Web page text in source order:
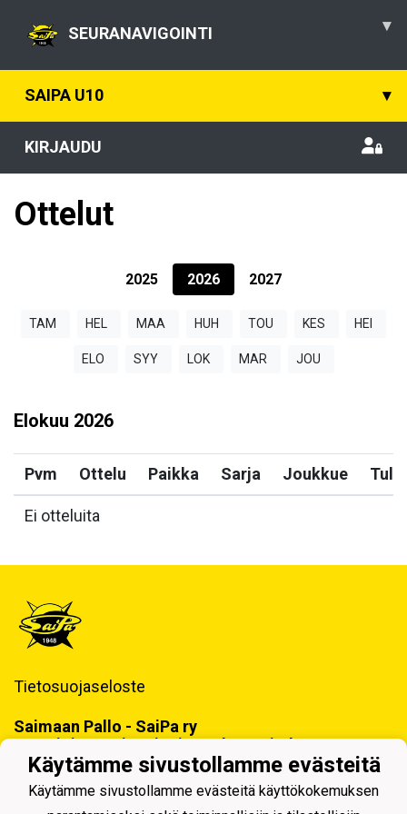
SEURANAVIGOINTI ▾
SAIPA U10 ▾
KIRJAUDU
Ottelut
2025 2026 2027
TAM HEL MAA HUH TOU KES HEI
ELO SYY LOK MAR JOU
Elokuu 2026
Pvm Ottelu Paikka Sarja Joukkue
Ei otteluita
Tietosuojaseloste
Saimaan Pallo - SaiPa ry
Käynti- ja postiosoite ja Laskutustiedot
Käytämme sivustollamme evästeitä
Käytämme sivustollamme evästeitä käyttökokemuksen